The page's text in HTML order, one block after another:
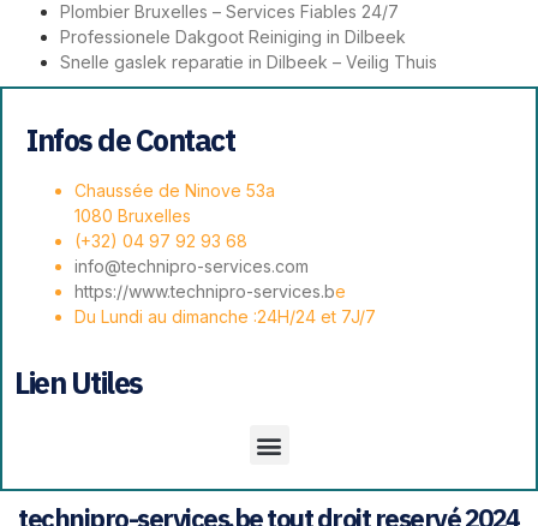
Plombier Bruxelles – Services Fiables 24/7
Professionele Dakgoot Reiniging in Dilbeek
Snelle gaslek reparatie in Dilbeek – Veilig Thuis
Infos de Contact
Chaussée de Ninove 53a
1080 Bruxelles
(+32) 04 97 92 93 68
info@technipro-services.com
https://www.technipro-services.be
Du Lundi au dimanche :24H/24 et 7J/7
Lien Utiles
technipro-services.be tout droit reservé 2024